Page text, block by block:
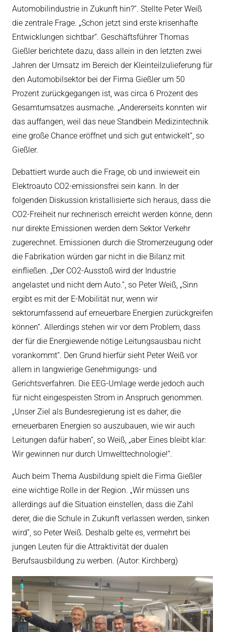
Automobilindustrie in Zukunft hin?“. Stellte Peter Weiß
die zentrale Frage. „Schon jetzt sind erste krisenhafte
Entwicklungen sichtbar“. Geschäftsführer Thomas
Gießler berichtete dazu, dass allein in den letzten zwei
Jahren der Umsatz im Bereich der Kleinteilzulieferung für
den Automobilsektor bei der Firma Gießler um 50
Prozent zurückgegangen ist, was circa 6 Prozent des
Gesamtumsatzes ausmache. „Andererseits konnten wir
das auffangen, weil das neue Standbein Medizintechnik
eine große Chance eröffnet und sich gut entwickelt“, so
Gießler.
Debattiert wurde auch die Frage, ob und inwieweit ein
Elektroauto CO2-emissionsfrei sein kann. In der
folgenden Diskussion kristallisierte sich heraus, dass die
CO2-Freiheit nur rechnerisch erreicht werden könne, denn
nur direkte Emissionen werden dem Sektor Verkehr
zugerechnet. Emissionen durch die Stromerzeugung oder
die Fabrikation würden gar nicht in die Bilanz mit
einfließen. „Der CO2-Ausstoß wird der Industrie
angelastet und nicht dem Auto.“, so Peter Weiß, „Sinn
ergibt es mit der E-Mobilität nur, wenn wir
sektorumfassend auf erneuerbare Energien zurückgreifen
können“. Allerdings stehen wir vor dem Problem, dass
der für die Energiewende nötige Leitungsausbau nicht
vorankommt“. Den Grund hierfür sieht Peter Weiß vor
allem in langwierige Genehmigungs- und
Gerichtsverfahren. Die EEG-Umlage werde jedoch auch
für nicht eingespeisten Strom in Anspruch genommen.
„Unser Ziel als Bundesregierung ist es daher, die
erneuerbaren Energien so auszubauen, wie wir auch
Leitungen dafür haben“, so Weiß, „aber Eines bleibt klar:
Wir gewinnen nur durch Umwelttechnologie!“.
Auch beim Thema Ausbildung spielt die Firma Gießler
eine wichtige Rolle in der Region. „Wir müssen uns
allerdings auf die Situation einstellen, dass die Zahl
derer, die die Schule in Zukunft verlassen werden, sinken
wird“, so Peter Weiß. Deshalb gelte es, vermehrt bei
jungen Leuten für die Attraktivität der dualen
Berufsausbildung zu werben. (Autor: Kirchberg)